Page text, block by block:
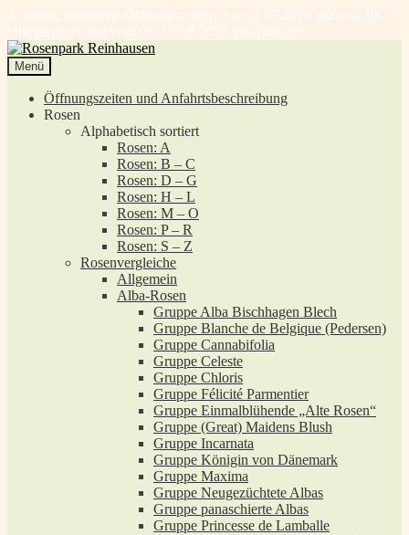
Achtung, geänderte Öffnungszeiten! Am 31.07.2026 nur von 10-13
Uhr geöffnet und vom 03.-07.08.2026 geschlossen!
Zur
Navigation
springen
Zum
Inhalt
springen
Menü
Öffnungszeiten und Anfahrtsbeschreibung
Rosen
Alphabetisch sortiert
Rosen: A
Rosen: B – C
Rosen: D – G
Rosen: H – L
Rosen: M – O
Rosen: P – R
Rosen: S – Z
Rosenvergleiche
Allgemein
Alba-Rosen
Gruppe Alba Bischhagen Blech
Gruppe Blanche de Belgique (Pedersen)
Gruppe Cannabifolia
Gruppe Celeste
Gruppe Chloris
Gruppe Félicité Parmentier
Gruppe Einmalblühende „Alte Rosen“
Gruppe (Great) Maidens Blush
Gruppe Incarnata
Gruppe Königin von Dänemark
Gruppe Maxima
Gruppe Neugezüchtete Albas
Gruppe panaschierte Albas
Gruppe Princesse de Lamballe